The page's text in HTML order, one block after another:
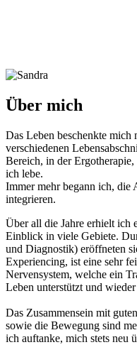
Über mich
Das Leben beschenkte
verschiedenen
Bereich, in der
ich lebe.
Immer mehr begann ich, die
integrieren.
Über all die Jahre erhielt ich
Einblick in viele Gebiete.
und Diagnostik) eröffneten
Experiencing, ist eine sehr
Nervensystem, welche ein
Leben unterstützt und
Das Zusammensein mit
sowie die Bewegung sind
ich auftanke, mich stets neu